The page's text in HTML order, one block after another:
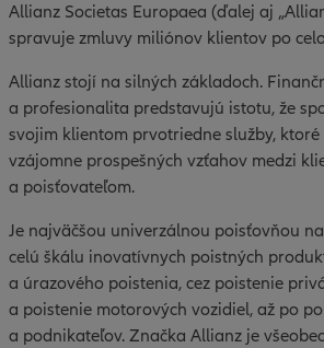
Allianz Societas Europaea (ďalej aj
spravuje zmluvy miliónov klientov po
Allianz stojí na silných základoch.
a profesionalita predstavujú istotu, že
svojim klientom prvotriedne služby, ktoré
vzájomne prospešných vzťahov medzi
a poisťovateľom.
Je najväčšou univerzálnou poisťovňou
celú škálu inovatívnych poistných
a úrazového poistenia, cez poistenie
a poistenie motorových vozidiel, až po
a podnikateľov. Značka Allianz je